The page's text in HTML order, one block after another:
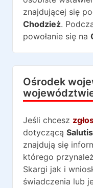
znajdującej się
Chodzież.
powołanie się na
Ośrodek
Jeśli chcesz
dotyczącą
znajdują się
którego
Skargi jak i
świadczenia lub